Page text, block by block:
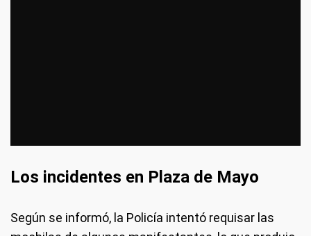
Los incidentes en Plaza de Mayo
Según se informó, la Policía intentó requisar las